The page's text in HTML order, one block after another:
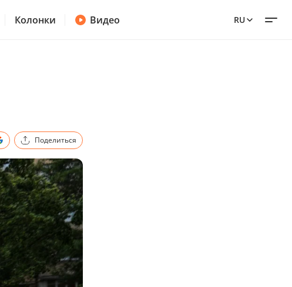
Колонки Видео RU
Поделиться